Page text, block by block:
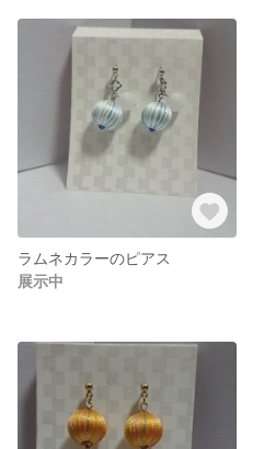
ラムネカラーのピアス
展示中